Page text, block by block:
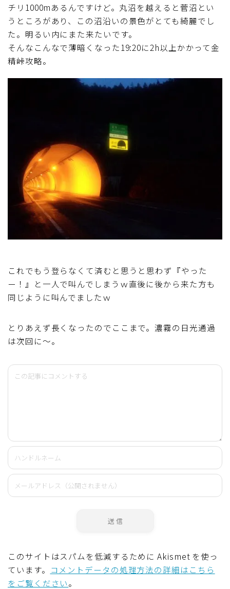
チリ1000mあるんですけど。丸沼を越えると菅沼とい
うところがあり、この沼沿いの景色がとても綺麗でし
た。明るい内にまた来たいです。
そんなこんなで薄暗くなった19:20に2h以上かかって金
精峠攻略。
これでもう登らなくて済むと思うと思わず『やった
ー！』と一人で叫んでしまうｗ直後に後から来た方も
同じように叫んでましたｗ
とりあえず長くなったのでここまで。濃霧の日光通過
は次回に～。
このサイトはスパムを低減するために Akismet を使っ
ています。 コメントデータの処理方法の詳細はこちら
をご覧ください。